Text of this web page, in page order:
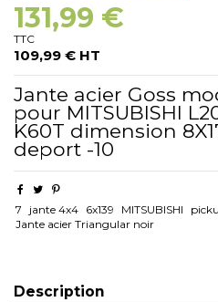
131,99 €
TTC
109,99 € HT
Jante acier Goss
pour MITSUBISHI
K60T dimension
deport -10
7 jante 4x4 6x139 MITSUBISHI
Jante acier Triangular noir
Description